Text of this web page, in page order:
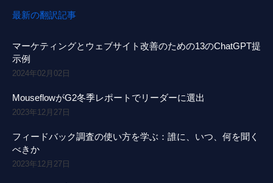
最新の翻訳記事
マーケティングとウェブサイト改善のための13のChatGPT提
示例
2024年02月02日
MouseflowがG2冬季レポートでリーダーに選出
2023年12月27日
フィードバック調査の使い方を学ぶ：誰に、いつ、何を聞く
べきか
2023年12月27日